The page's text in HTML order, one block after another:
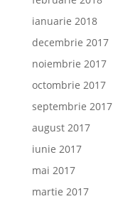
ianuarie 2018
decembrie 2017
noiembrie 2017
octombrie 2017
septembrie 2017
august 2017
iunie 2017
mai 2017
martie 2017